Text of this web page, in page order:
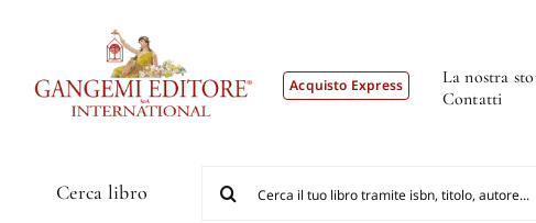
Acquisto Express
La nostra
Contatti
Cerca libro
per: